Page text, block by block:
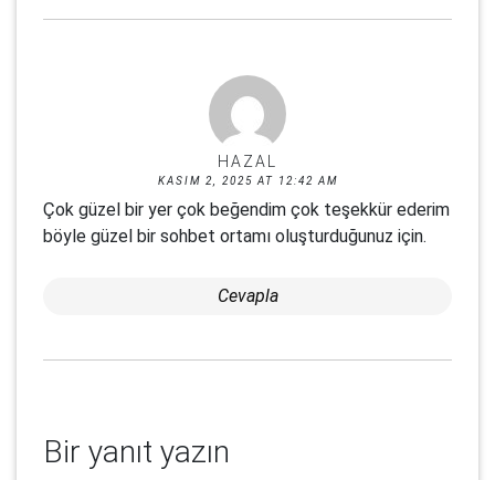
HAZAL
KASIM 2, 2025 AT 12:42 AM
Çok güzel bir yer çok beğendim çok teşekkür ederim
böyle güzel bir sohbet ortamı oluşturduğunuz için.
Cevapla
Bir yanıt yazın